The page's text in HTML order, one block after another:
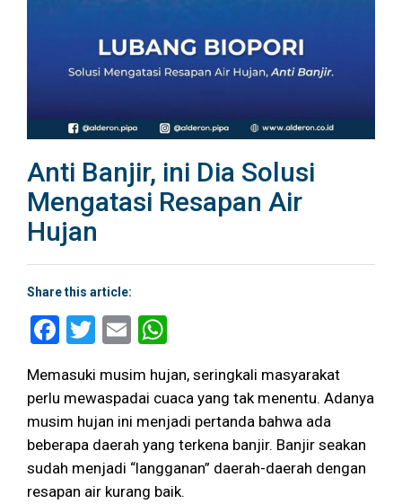
Anti Banjir, ini Dia Solusi
Mengatasi Resapan Air
Hujan
Share this article:
Facebook
Twitter
Email
Memasuki musim hujan, seringkali masyarakat
perlu mewaspadai cuaca yang tak menentu. Adanya
musim hujan ini menjadi pertanda bahwa ada
beberapa daerah yang terkena banjir. Banjir seakan
sudah menjadi “langganan” daerah-daerah dengan
resapan air kurang baik.